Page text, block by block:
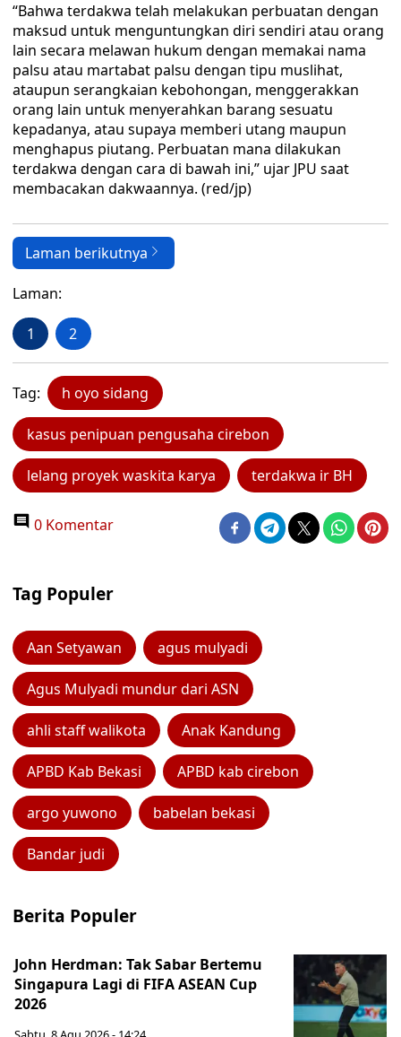
“Bahwa terdakwa telah melakukan perbuatan dengan
maksud untuk menguntungkan diri sendiri atau orang
lain secara melawan hukum dengan memakai nama
palsu atau martabat palsu dengan tipu muslihat,
ataupun serangkaian kebohongan, menggerakkan
orang lain untuk menyerahkan barang sesuatu
kepadanya, atau supaya memberi utang maupun
menghapus piutang. Perbuatan mana dilakukan
terdakwa dengan cara di bawah ini,” ujar JPU saat
membacakan dakwaannya. (red/jp)
Laman berikutnya
Laman:
1 2
Tag: h oyo sidang
kasus penipuan pengusaha cirebon
lelang proyek waskita karya terdakwa ir BH
0 Komentar
Tag Populer
Aan Setyawan agus mulyadi
Agus Mulyadi mundur dari ASN
ahli staff walikota Anak Kandung
APBD Kab Bekasi APBD kab cirebon
argo yuwono babelan bekasi
Bandar judi
Berita Populer
John Herdman: Tak Sabar Bertemu
Singapura Lagi di FIFA ASEAN Cup
2026